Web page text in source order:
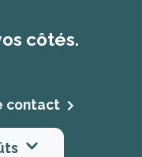
côtés.
contact